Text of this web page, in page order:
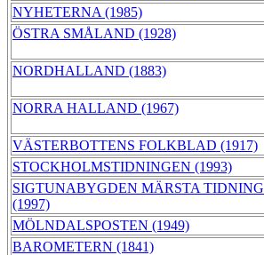
NYHETERNA (1985)
ÖSTRA SMÅLAND (1928)
NORDHALLAND (1883)
NORRA HALLAND (1967)
VÄSTERBOTTENS FOLKBLAD (1917)
STOCKHOLMSTIDNINGEN (1993)
SIGTUNABYGDEN MÄRSTA TIDNING
(1997)
MÖLNDALSPOSTEN (1949)
BAROMETERN (1841)